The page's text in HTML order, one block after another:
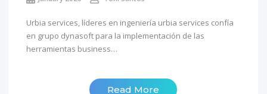
Urbia services, líderes en ingeniería urbia services confía
en grupo dynasoft para la implementación de las
herramientas business…
Read More